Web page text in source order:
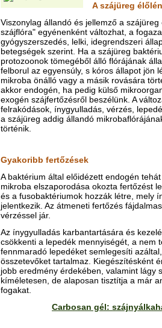
A szájüreg
Viszonylag állandó és jellemző a
szájflóra" egyénenként változhat, a
gyógyszerszedés, lelki, idegrendszeri
betegségek szerint. Ha a szájüreg
protozoonok tömegéből álló flórájának
felborul az egyensúly, s kóros állapot jön
mikroba önálló vagy a másik rovására
akkor endogén, ha pedig külső
exogén szájfertőzésről beszélünk. A
felrakódások, ínygyulladás, vérzés,
a szájüreg addig állandó
történik.
Gyakoribb fertőzések
A baktérium által előidézett endogén
mikroba elszaporodása okozta fertőzést
és a fusobaktériumok hozzák létre, mely
jelentkezik. Az átmeneti fertőzés
vérzéssel jár.
Az ínygyulladás karbantartására és
csökkenti a lepedék mennyiségét, a nem
fennmaradó lepedéket semlegesíti
összetevőket tartalmaz. Kiegészítésként
jobb eredmény érdekében, valamint lágy
kíméletesen, de alaposan tisztítja a már
fogakat.
Carbosan gél: